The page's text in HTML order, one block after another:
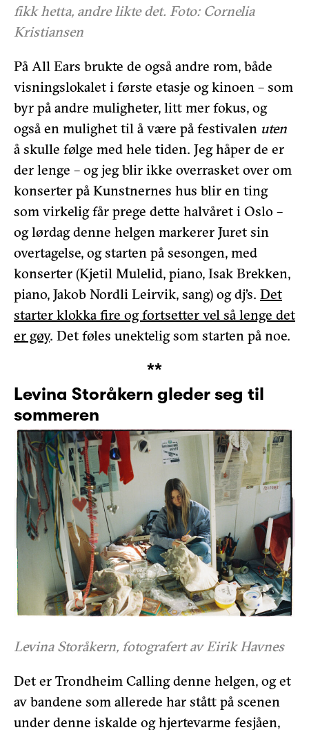
fikk hetta, andre likte det. Foto: Cornelia
Kristiansen
På All Ears brukte de også andre rom, både
visningslokalet i første etasje og kinoen – som
byr på andre muligheter, litt mer fokus, og
også en mulighet til å være på festivalen uten
å skulle følge med hele tiden. Jeg håper de er
der lenge – og jeg blir ikke overrasket over om
konserter på Kunstnernes hus blir en ting
som virkelig får prege dette halvåret i Oslo –
og lørdag denne helgen markerer Juret sin
overtagelse, og starten på sesongen, med
konserter (Kjetil Mulelid, piano, Isak Brekken,
piano, Jakob Nordli Leirvik, sang) og dj’s. Det
starter klokka fire og fortsetter vel så lenge det
er gøy. Det føles unektelig som starten på noe.
**
Levina Storåkern gleder seg til
sommeren
Levina Storåkern, fotografert av Eirik Havnes
Det er Trondheim Calling denne helgen, og et
av bandene som allerede har stått på scenen
under denne iskalde og hjertevarme fesjåen,